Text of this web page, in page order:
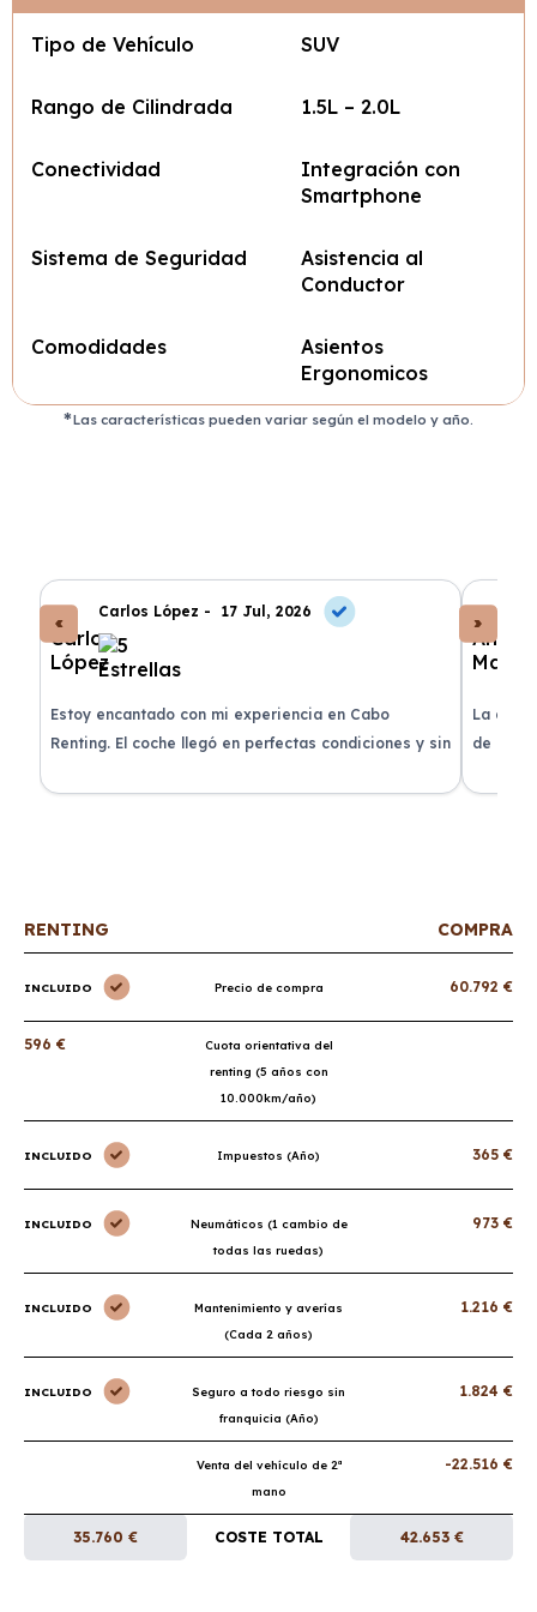
Tipo de Vehículo SUV
Rango de Cilindrada 1.5L – 2.0L
Conectividad
Integración con
Smartphone
Sistema de Seguridad
Asistencia al
Conductor
Comodidades
Asientos
Ergonomicos
Las características pueden variar según el modelo y año.
Carlos López - 17 Jul, 2026
Estoy encantado con mi experiencia en Cabo
Renting. El coche llegó en perfectas condiciones y sin
La
de
RENTING COMPRA
INCLUIDO Precio de compra 60.792 €
596 €
Cuota orientativa del
renting (5 años con
10.000km/año)
INCLUIDO Impuestos (Año) 365 €
INCLUIDO
Neumáticos (1 cambio de
todas las ruedas)
973 €
INCLUIDO
Mantenimiento y averías
(Cada 2 años)
1.216 €
INCLUIDO
Seguro a todo riesgo sin
franquicia (Año)
1.824 €
Venta del vehículo de 2ª
mano
-22.516 €
35.760 € COSTE TOTAL 42.653 €